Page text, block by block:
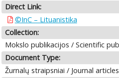
Direct Link:
©InC – Lituanistika
Collection:
Mokslo publikacijos / Scientific
Document Type:
Žurnalų straipsniai / Journal articles